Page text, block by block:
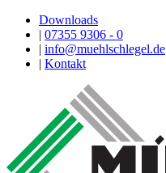
Downloads
| 07355 9306 - 0
| info@muehlschlegel.de
| Kontakt